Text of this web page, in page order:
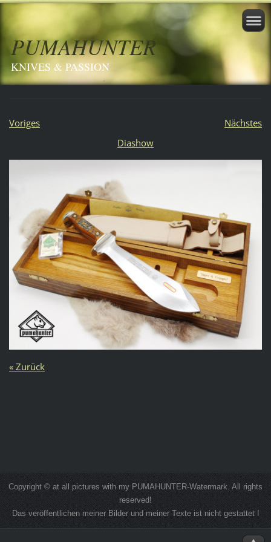
PUMAHUNTER
KNIVES & PASSION
Voriges
Nächstes
Diashow
« Zurück
Copyright © at all pictures with my PUMAHUNTER-Watermark. All rights
reserved!
Das veröffentlichen meiner Bilder und meiner Texte ist nicht gestattet !